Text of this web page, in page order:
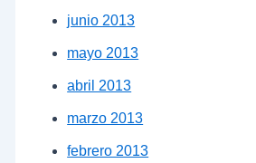
junio 2013
mayo 2013
abril 2013
marzo 2013
febrero 2013